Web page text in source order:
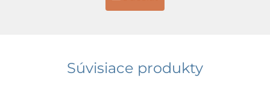
Súvisiace produkty